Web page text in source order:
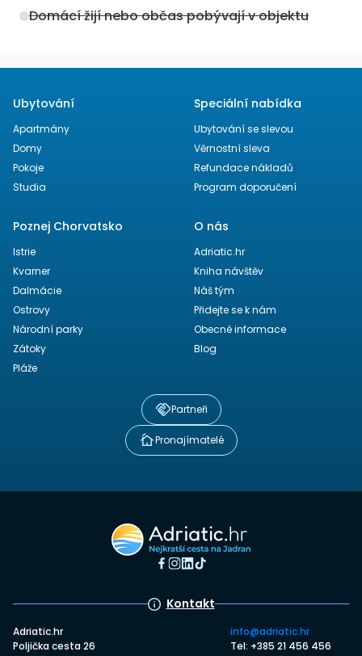
Domácí žijí nebo občas pobývají v objektu
Ubytování
Apartmány
Domy
Pokoje
Studia
Speciální nabídka
Ubytování se slevou
Věrnostní sleva
Refundace nákladů
Program doporučení
Poznej Chorvatsko
Istrie
Kvarner
Dalmácie
Ostrovy
Národní parky
Zátoky
Pláže
O nás
Adriatic.hr
Kniha návštěv
Náš tým
Přidejte se k nám
Obecné informace
Blog
Partneři
Pronajímatelé
Kontakt
Adriatic.hr
Poljička cesta 26
info@adriatic.hr
Tel: +385 21 456 456